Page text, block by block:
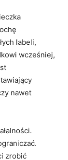
labeli,
wcześniej,
nawet
zrobić